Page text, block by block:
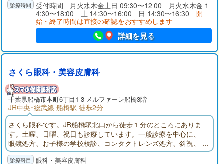
受付時間 月火水木金土日 09:30〜12:00 月火水木金 1
4:30〜18:00 土 14:30〜16:00 日 14:30〜16:30 開
始・終了時間は直接の確認をおすすめします
詳細を見る
さくら眼科・美容皮膚科
千葉県船橋市本町6丁目1-3 メルファーレ船橋3階
JR中央･総武線 船橋駅 徒歩2分
さくら眼科です。JR船橋駅北口から徒歩１分のところにありま
す。土曜、日曜、祝日も診療しています。一般診療を中心に、
眼鏡処方、お子様の学校検診、コンタクトレンズ処方、斜視、
白内障、緑内障などの治療相談も随時行っています。ご希望に
応じ、ドライアイ・眼精疲労などの解消にプラセンタ治療も提
眼科・美容皮膚科